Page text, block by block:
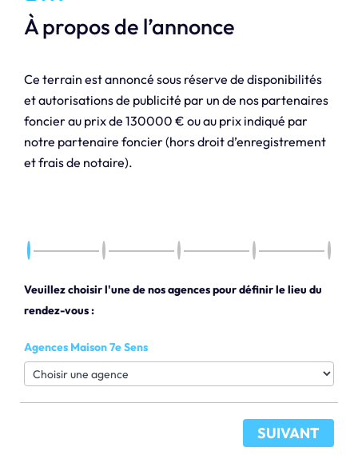
À propos de l’annonce
Ce terrain est annoncé sous réserve de disponibilités
et autorisations de publicité par un de nos partenaires
foncier au prix de 130000 € ou au prix indiqué par
notre partenaire foncier (hors droit d’enregistrement
et frais de notaire).
Veuillez choisir l'une de nos agences pour définir le lieu du
rendez-vous :
Agences Maison 7e Sens
SUIVANT